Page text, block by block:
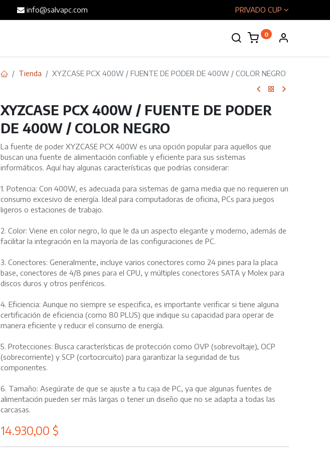
info@salvapc.com PRIVADO CUP
0
Tienda XYZCASE PCX 400W / FUENTE DE PODER DE 400W / COLOR NEGRO
XYZCASE PCX 400W / FUENTE DE PODER
DE 400W / COLOR NEGRO
La fuente de poder XYZCASE PCX 400W es una opción popular para aquellos que
buscan una fuente de alimentación confiable y eficiente para sus sistemas
informáticos. Aquí hay algunas características que podrías considerar:
1. Potencia: Con 400W, es adecuada para sistemas de gama media que no requieren un
consumo excesivo de energía. Ideal para computadoras de oficina, PCs para juegos
ligeros o estaciones de trabajo.
2. Color: Viene en color negro, lo que le da un aspecto elegante y moderno, además de
facilitar la integración en la mayoría de las configuraciones de PC.
3. Conectores: Generalmente, incluye varios conectores como 24 pines para la placa
base, conectores de 4/8 pines para el CPU, y múltiples conectores SATA y Molex para
discos duros y otros periféricos.
4. Eficiencia: Aunque no siempre se especifica, es importante verificar si tiene alguna
certificación de eficiencia (como 80 PLUS) que indique su capacidad para operar de
manera eficiente y reducir el consumo de energía.
5. Protecciones: Busca características de protección como OVP (sobrevoltaje), OCP
(sobrecorriente) y SCP (cortocircuito) para garantizar la seguridad de tus
componentes.
6. Tamaño: Asegúrate de que se ajuste a tu caja de PC, ya que algunas fuentes de
alimentación pueden ser más largas o tener un diseño que no se adapta a todas las
carcasas.
14.930,00 $